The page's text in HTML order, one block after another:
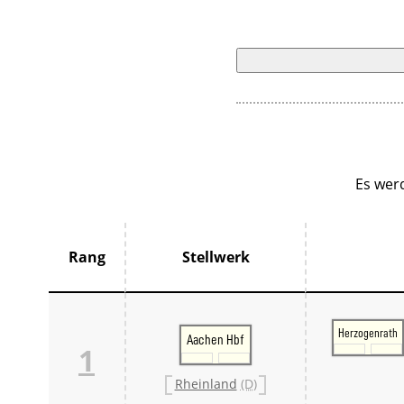
Es
Rang Stellwerk
1
Aachen Hbf
Rheinland (D)
Herzogenrath